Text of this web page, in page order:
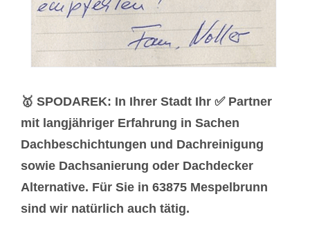
🥇 SPODAREK: In Ihrer Stadt Ihr ✅ Partner
mit langjähriger Erfahrung in Sachen
Dachbeschichtungen und Dachreinigung
sowie Dachsanierung oder Dachdecker
Alternative. Für Sie in 63875 Mespelbrunn
sind wir natürlich auch tätig.